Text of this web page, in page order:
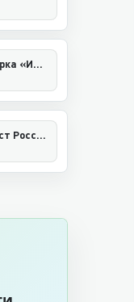
Межрегиональная выставка-ярмарка «Ирбитская ярмарка»
Туристский поход на звания «Турист России», «Турист Ленинградской области»